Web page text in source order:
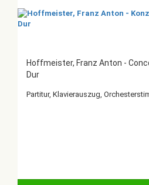
Hoffmeister, Franz Anton -
Dur
Partitur, Klavierauszug,